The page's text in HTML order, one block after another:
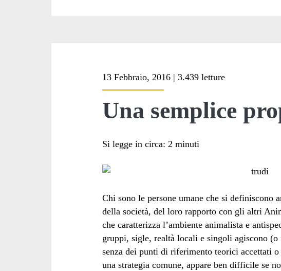
13 Febbraio, 2016 | 3.439 letture
Una semplice
Si legge in circa: 2 minuti
Chi sono le persone umane che si definiscono
della società, del loro rapporto con gli altri
che caratterizza l’ambiente animalista e
gruppi, sigle, realtà locali e singoli agiscono
senza dei punti di riferimento teorici accettati
una strategia comune, appare ben difficile se